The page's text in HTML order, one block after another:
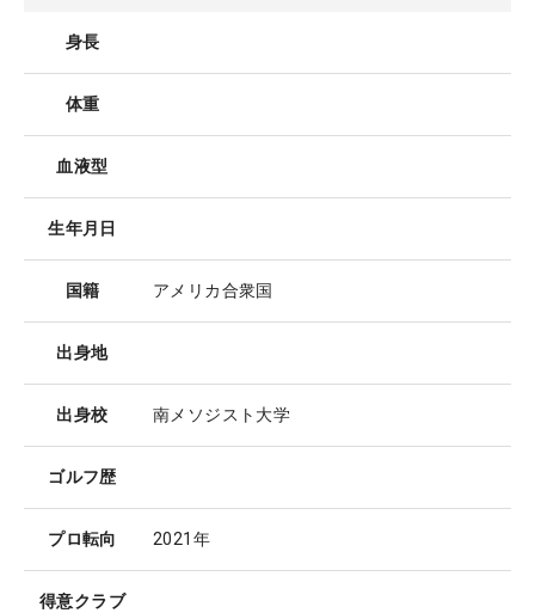
身長
体重
血液型
生年月日
国籍 アメリカ合衆国
出身地
出身校 南メソジスト大学
ゴルフ歴
プロ転向 2021年
得意クラブ